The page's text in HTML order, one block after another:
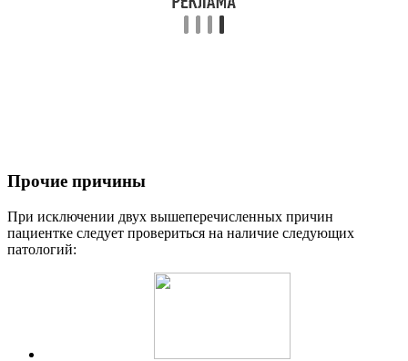
Прочие причины
При исключении двух вышеперечисленных причин
пациентке следует провериться на наличие следующих
патологий: